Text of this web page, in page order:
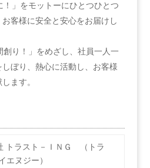
！」をモットーにひとつひとつ
客様に安全と安心をお届けし
創り！」をめざし、社員一人一
ぼり、熱心に活動し、お客様
ます。
トラスト－ＩＮＧ （トラ
エヌジー）